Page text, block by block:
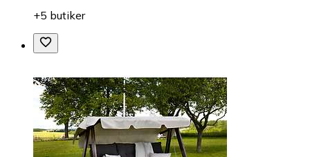
+5 butiker